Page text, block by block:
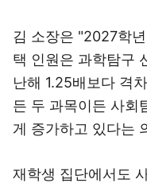
김 소장은 "2027학
택 인원은 과학탐구
난해 1.25배보다 격
든 두 과목이든 사회
게 증가하고 있다는
재학생 집단에서도